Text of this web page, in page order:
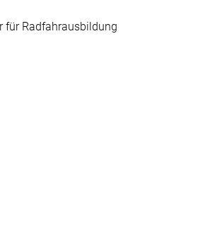
für Radfahrausbildung